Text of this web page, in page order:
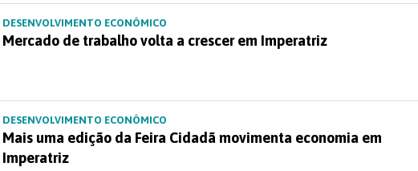
DESENVOLVIMENTO ECONÔMICO
Mercado de trabalho volta a crescer em Imperatriz
DESENVOLVIMENTO ECONÔMICO
Mais uma edição da Feira Cidadã movimenta economia em
Imperatriz